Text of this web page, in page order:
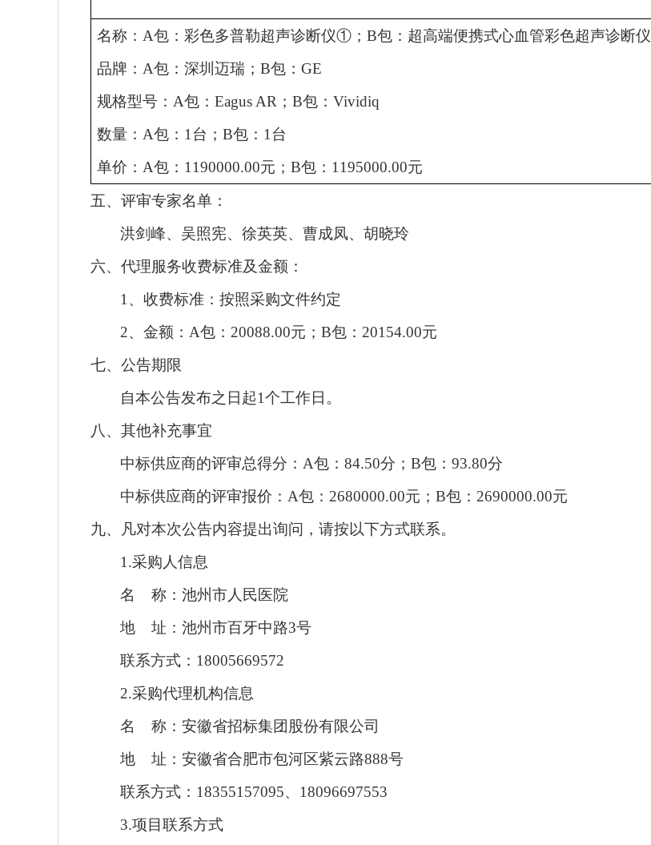
名称： A包：彩色多普勒超声诊断仪① ； B包：超高端便携式心血管彩色超声诊断仪
品牌 ： A包：深圳迈瑞；B包：GE
规格型号： A包：Eagus AR；B包：Vividiq
数量： A包：1台；B包：1台
单价： A包：1190000.00元；B包：1195000.00元
五、 评审专家名单：
洪剑峰、吴照宪、徐英英、曹成凤、胡晓玲
六、代理服务收费标准及金额：
1、 收费标准 ： 按照采购文件约定
2、 金额： A包：20088.00元；B包：20154.00元
七、公告期限
自本公告发布之日起1个工作日。
八、其他补充事宜
中标供应商的评审总得分： A包：84.50分；B包：93.80分
中标供应商的评审报价： A包：2680000.00元；B包：2690000.00元
九、凡对本次公告内容提出询问，请按以下方式联系。
1.采购人信息
名
称： 池州市人民医院
地
址： 池州市百牙中路3号
联系方式： 18005669572
2.采购代理机构信息
名 称： 安徽省招标集团股份有限公司
地 址： 安徽省合肥市包河区紫云路888号
联系方式： 18355157095、18096697553
3.项目联系方式